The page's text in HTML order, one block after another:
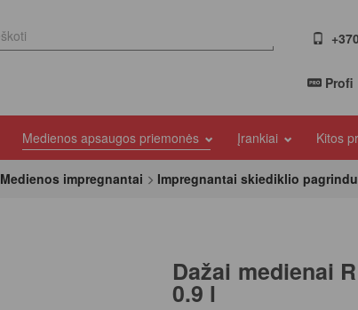
Profi
Medienos apsaugos priemonės Įrankiai Kitos
Medienos impregnantai Impregnantai skiediklio pagrindu
Dažai medienai
0.9 l